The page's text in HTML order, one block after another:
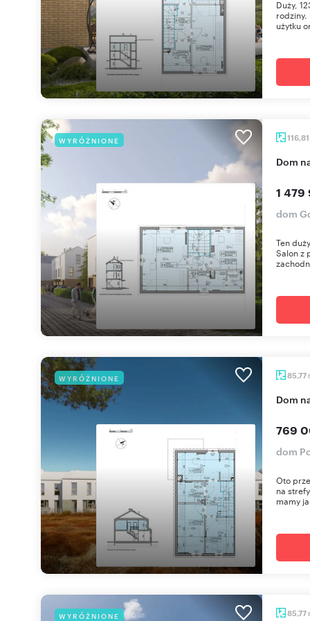
Duży,
użytku
WYRÓŻNIONE 116,81
dom
1 479
dom
Ten
Salon z
WYRÓŻNIONE 85,77
dom
769
dom
Oto
na
mamy
WYRÓŻNIONE 85,77